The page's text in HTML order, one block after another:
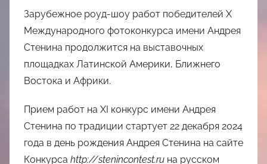
Зарубежное роуд-шоу работ победителей Х
Международного фотоконкурса имени Андрея
Стенина продолжится на выставочных
площадках Латинской Америки, Ближнего
Востока и Африки.
Прием работ на XI конкурс имени Андрея
Стенина по традиции стартует 22 декабря 2024
года в день рождения Андрея Стенина на сайте
Конкурса http://stenincontest.ru на русском